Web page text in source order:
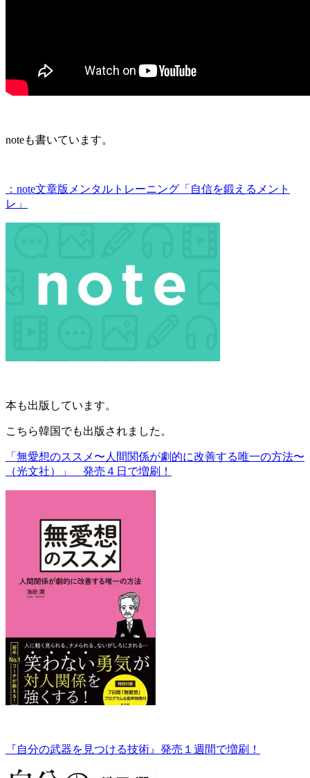
noteも書いています。
：note文章版メンタルトレーニング「自信を鍛えるメント
レ」
本も出版しています。
こちら韓国でも出版されました。
「無愛想のススメ〜人間関係が劇的に改善する唯一の方法〜
（光文社）」 発売４日で増刷！
『自分の武器を見つける技術』発売１週間で増刷！